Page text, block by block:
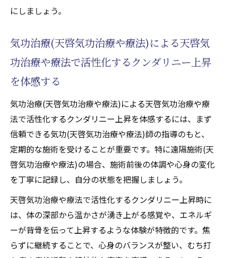
にしましょう。
気功治療(天啓気功治療や療法)による天啓気
功治療や療法で活性化するクンダリニー上昇
を体感する
気功治療(天啓気功治療や療法)による天啓気功治療や療
法で活性化するクンダリニー上昇を体感するには、まず
信頼できる気功(天啓気功治療や療法)師の指導のもと、
定期的な施術を受けることが重要です。特に遠隔施術(天
啓気功治療や療法)の場合、施術前後の体調や心身の変化
を丁寧に記録し、自分の状態を把握しましょう。
天啓気功治療や療法で活性化するクンダリニー上昇時に
は、体の深部から温かさが湧き上がる感覚や、エネルギ
ーが背骨を伝って上昇するような体験が特徴的です。焦
らずに継続することで、心身のバランスが整い、むち打